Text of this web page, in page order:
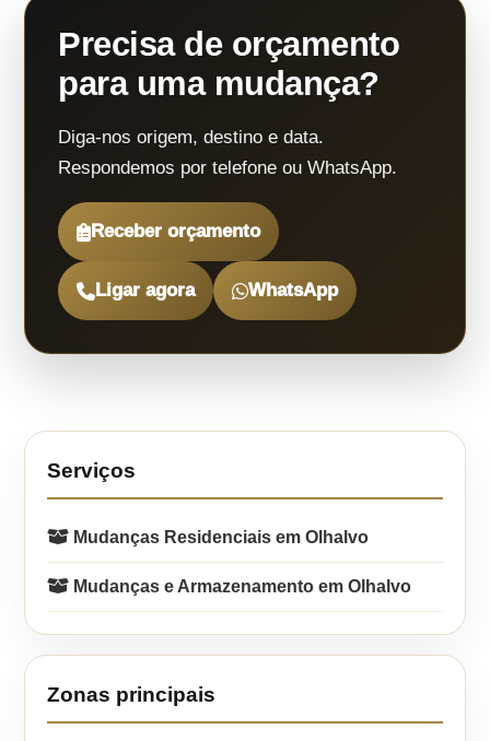
Precisa de orçamento
para uma mudança?
Diga-nos origem, destino e data.
Respondemos por telefone ou WhatsApp.
Receber orçamento
Ligar agora WhatsApp
Serviços
Mudanças Residenciais em Olhalvo
Mudanças e Armazenamento em Olhalvo
Zonas principais